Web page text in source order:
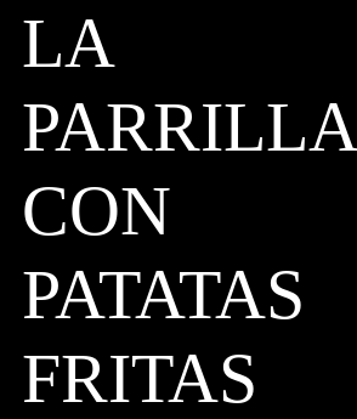
LA
PARRILLA
CON
PATATAS
FRITAS